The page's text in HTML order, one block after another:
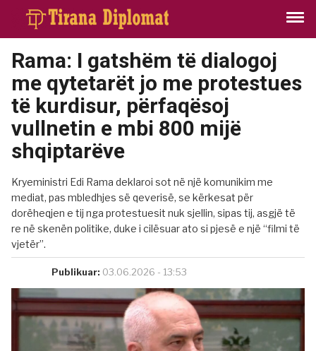
Rama: I gatshëm të dialogoj
me qytetarët jo me protestues
të kurdisur, përfaqësoj
vullnetin e mbi 800 mijë
shqiptarëve
Kryeministri Edi Rama deklaroi sot në një komunikim me
mediat, pas mbledhjes së qeverisë, se kërkesat për
dorëheqjen e tij nga protestuesit nuk sjellin, sipas tij, asgjë të
re në skenën politike, duke i cilësuar ato si pjesë e një “filmi të
vjetër”.
Publikuar: 03.06.2026 - 13:53